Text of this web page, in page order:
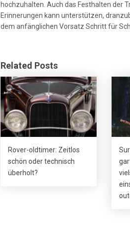
hochzuhalten. Auch das Festhalten der
Erinnerungen kann unterstützen,
dem anfänglichen Vorsatz Schritt für
Related Posts
Rover-oldtimer: Zeitlos
schön oder technisch
überholt?